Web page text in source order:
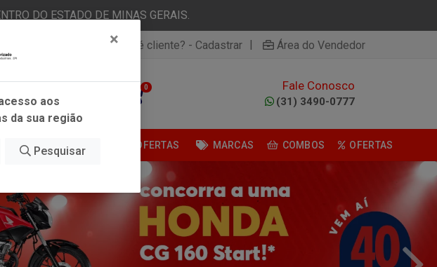
DO ESTADO DE MINAS GERAIS.
- Entrar Não é cliente? - Cadastrar | Área do Vendedor
0 Fale Conosco
(31) 3490-0777
ESTÉTICA AUTOMOTIVA OFERTAS MARCAS COMBOS OFERTAS
×
aos
da sua região
Pesquisar